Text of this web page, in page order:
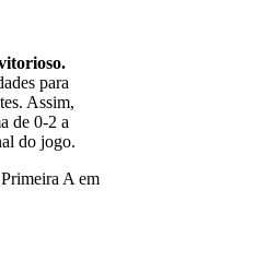
para
Assim,
de 0-2 a
do jogo.
A em